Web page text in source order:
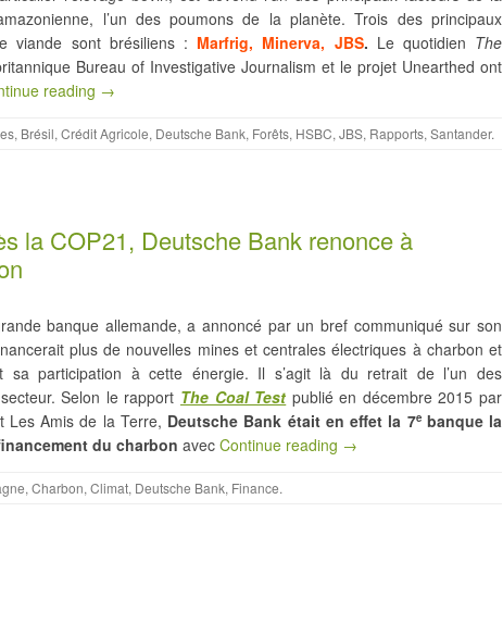
l’un des poumons de la planète. Trois des principaux
viande sont brésiliens : Marfrig, Minerva, JBS. Le quotidien The
Bureau of Investigative Journalism et le projet Unearthed ont
reading →
, Brésil, Crédit Agricole, Deutsche Bank, Forêts, HSBC, JBS, Rapports, Santander.
la COP21, Deutsche Bank renonce à
banque allemande, a annoncé par un bref communiqué sur son
plus de nouvelles mines et centrales électriques à charbon et
sa participation à cette énergie. Il s’agit là du retrait de l’un des
Selon le rapport The Coal Test publié en décembre 2015 par
Les Amis de la Terre, Deutsche Bank était en effet la 7ebanque la
du charbon avec Continue reading →
, Charbon, Climat, Deutsche Bank, Finance.